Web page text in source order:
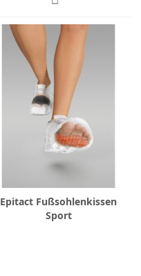
Epitact Fußsohlenkissen
Sport